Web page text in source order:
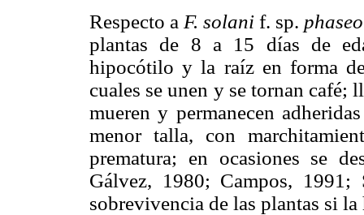
Respecto a F. solani f. sp.
plantas de 8 a 15 días de
hipocótilo y la raíz en forma
cuales se unen y se tornan café;
mueren y permanecen
menor talla, con
prematura; en ocasiones se
Gálvez, 1980; Campos,
sobrevivencia de las plantas si